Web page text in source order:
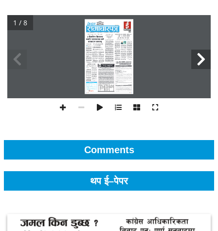
1 / 8
Comments
थप ई–पेपर